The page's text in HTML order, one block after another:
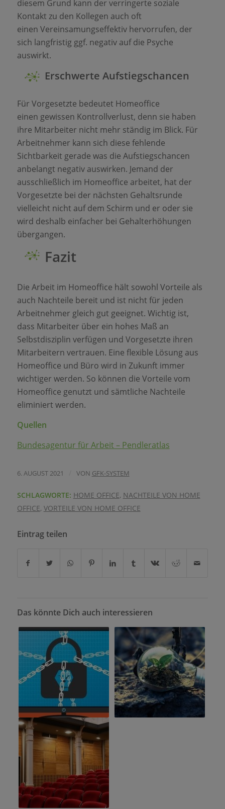
diesem Grund kann der verringerte soziale
Kontakt zu den Kollegen auch oft
einen Vereinsamungseffektiv hervorrufen, der
sich langfristig ggf. negativ auf die Psyche
auswirkt.
Erschwerte Aufstiegschancen
Für Vorgesetzte bedeutet Homeoffice
einen gewissen Kontrollverlust, denn sie haben
ihre Mitarbeiter nicht mehr ständig im Blick. Für
Arbeitnehmer kann sich diese fehlende
Sichtbarkeit gerade was die Aufstiegschancen
anbelangt negativ auswirken. Jemand der
ausschließlich im Homeoffice arbeitet, hat der
Vorgesetzte bei der nächsten Gehaltsrunde
vielleicht nicht auf dem Schirm und er oder sie
wird deshalb einfacher bei Gehalterhöhungen
übergangen.
Fazit
Die Arbeit im Homeoffice hält sowohl Vorteile als
auch Nachteile bereit und ist nicht für jeden
Arbeitnehmer gleich gut geeignet. Wichtig ist,
dass Mitarbeiter über ein hohes Maß an
Selbstdisziplin verfügen und Vorgesetzte ihren
Mitarbeitern vertrauen. Eine flexible Lösung aus
Homeoffice und Büro wird in Zukunft immer
wichtiger werden. So können die Vorteile vom
Homeoffice genutzt und sämtliche Nachteile
eliminiert werden.
Quellen
Bundesagentur für Arbeit – Pendleratlas
6. AUGUST 2021 VON GFK-SYSTEM
SCHLAGWORTE: HOME OFFICE, NACHTEILE VON HOME
OFFICE, VORTEILE VON HOME OFFICE
Eintrag teilen
Das könnte Dich auch interessieren